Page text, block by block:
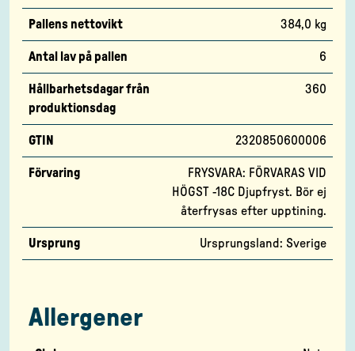
Pallens nettovikt 384,0 kg
Antal lav på pallen 6
Hållbarhetsdagar från
produktionsdag
360
GTIN 2320850600006
Förvaring
FRYSVARA: FÖRVARAS VID
HÖGST -18C Djupfryst. Bör ej
återfrysas efter upptining.
Ursprung Ursprungsland: Sverige
Allergener